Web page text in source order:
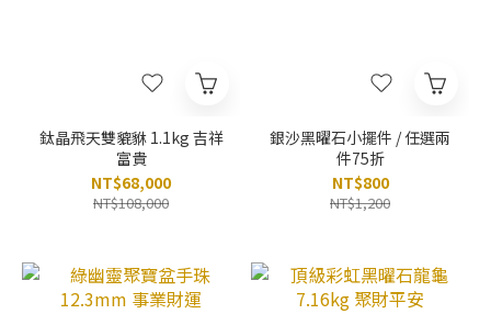
鈦晶飛天雙貔貅 1.1kg 吉祥
富貴
NT$68,000
NT$108,000
銀沙黑曜石小擺件 / 任選兩
件75折
NT$800
NT$1,200